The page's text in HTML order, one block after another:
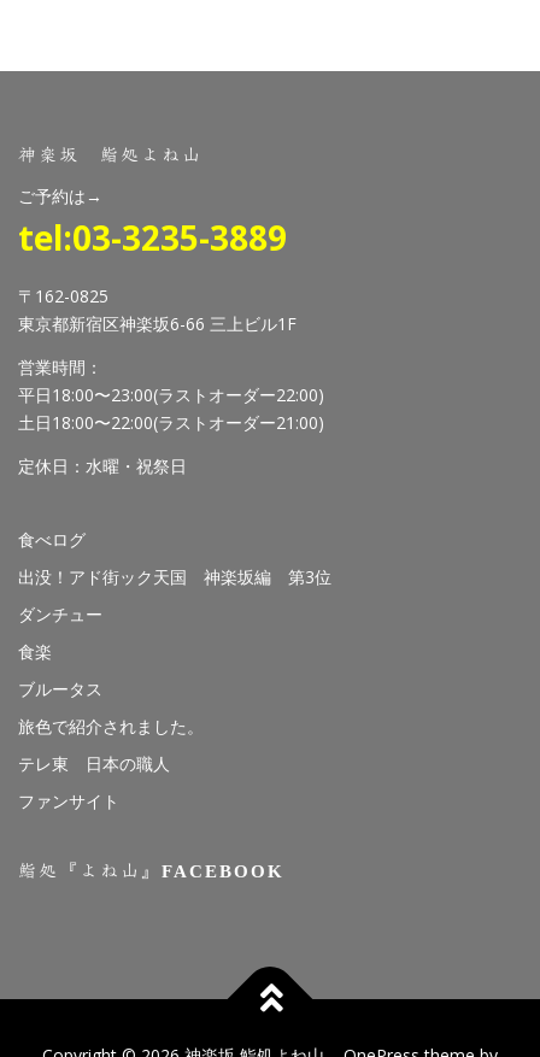
神楽坂 鮨処よね山
ご予約は→
tel:03-3235-3889
〒162-0825
東京都新宿区神楽坂6-66 三上ビル1F
営業時間：
平日18:00〜23:00(ラストオーダー22:00)
土日18:00〜22:00(ラストオーダー21:00)
定休日：水曜・祝祭日
食べログ
出没！アド街ック天国 神楽坂編 第3位
ダンチュー
食楽
ブルータス
旅色で紹介されました。
テレ東 日本の職人
ファンサイト
鮨処『よね山』FACEBOOK